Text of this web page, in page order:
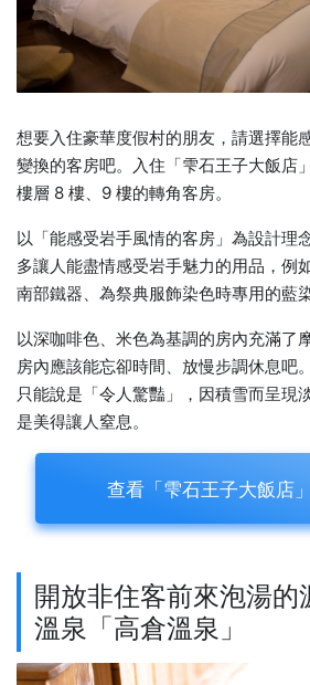
想要入住豪華度假村的朋友，請選擇能
變換的客房吧。入住「雫石王子大飯店
樓層 8 樓、9 樓的轉角客房。
以「能感受岩手風情的客房」為設計理
多讓人能盡情感受岩手魅力的用品，例
南部鐵器、為祭典服飾染色時專用的藍染
以深咖啡色、米色為基調的房內充滿了
房內應該能忘卻時間、放慢步調休息吧
只能說是「令人驚豔」，因積雪而呈現
是美得讓人窒息。
查看「雫石王子大飯店
開放非住客前來泡湯的
溫泉「高倉溫泉」